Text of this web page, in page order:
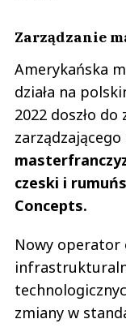
Zarządzanie
Amerykańska
działa na
2022 doszło
zarządzającego
czeski i
Concepts.
Nowy operator
zmiany w